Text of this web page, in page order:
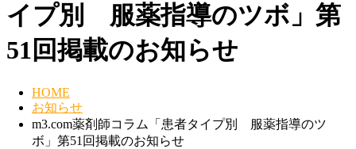
イプ別 服薬指導のツボ」第
51回掲載のお知らせ
HOME
お知らせ
m3.com薬剤師コラム「患者タイプ別 服薬指導のツ
ボ」第51回掲載のお知らせ